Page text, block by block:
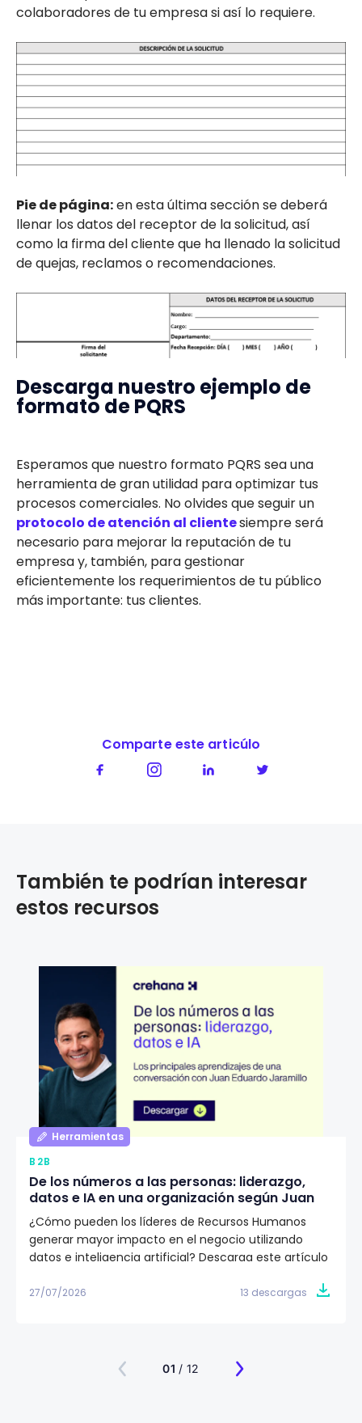
colaboradores de tu empresa si así lo requiere.
Pie de página:en esta última sección se deberá
llenar los datos del receptor de la solicitud, así
como la firma del cliente que ha llenado la solicitud
de quejas, reclamos o recomendaciones.
Descarga nuestro ejemplo de
formato de PQRS
Esperamos que nuestro formato PQRS sea una
herramienta de gran utilidad para optimizar tus
procesos comerciales. No olvides que seguir un
protocolo de atención al clientesiempre será
necesario para mejorar la reputación de tu
empresa y, también, para gestionar
eficientemente los requerimientos de tu público
más importante: tus clientes.
Comparte este articúlo
También te podrían interesar
estos recursos
Herramientas
B2B
De los números a las personas: liderazgo,
datos e IA en una organización según Juan
Eduardo Jaramillo
¿Cómo pueden los líderes de Recursos Humanos
generar mayor impacto en el negocio utilizando
datos e inteligencia artificial? Descarga este artículo
VP de Talento Humano en Emtelco, sobre el papel del
27/07/2026 13 descargas
01 / 12